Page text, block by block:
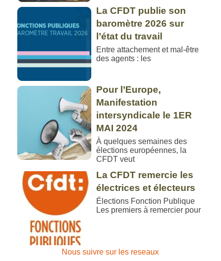
La CFDT publie son
baromètre 2026 sur
l’état du travail
Entre attachement et mal-être
des agents : les
Pour l’Europe,
Manifestation
intersyndicale le 1ER
MAI 2024
À quelques semaines des
élections européennes, la
CFDT veut
La CFDT remercie les
électrices et électeurs
Élections Fonction Publique
Les premiers à remercier pour
Nous suivre sur les reseaux